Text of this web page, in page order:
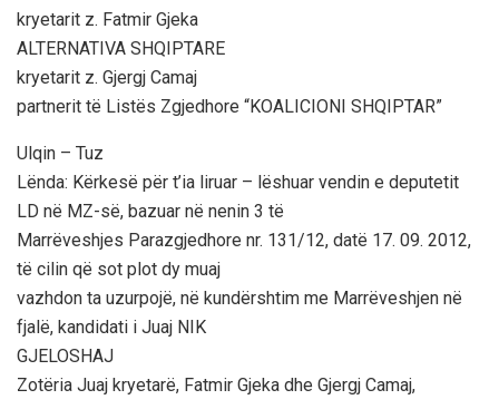
kryetarit z. Fatmir Gjeka
ALTERNATIVA SHQIPTARE
kryetarit z. Gjergj Camaj
partnerit të Listës Zgjedhore “KOALICIONI SHQIPTAR”
Ulqin – Tuz
Lënda: Kërkesë për t’ia liruar – lëshuar vendin e deputetit
LD në MZ-së, bazuar në nenin 3 të
Marrëveshjes Parazgjedhore nr. 131/12, datë 17. 09. 2012,
të cilin që sot plot dy muaj
vazhdon ta uzurpojë, në kundërshtim me Marrëveshjen në
fjalë, kandidati i Juaj NIK
GJELOSHAJ
Zotëria Juaj kryetarë, Fatmir Gjeka dhe Gjergj Camaj,